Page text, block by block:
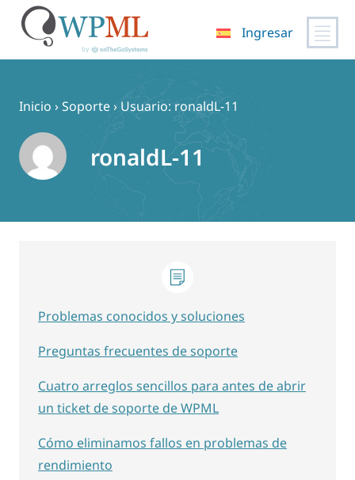
contenido
Ingresar
Inicio ›Soporte› Usuario: ronaldL-11
ronaldL-11
Problemas conocidos y soluciones
Preguntas frecuentes de soporte
Cuatro arreglos sencillos para antes de abrir
un ticket de soporte de WPML
Cómo eliminamos fallos en problemas de
rendimiento